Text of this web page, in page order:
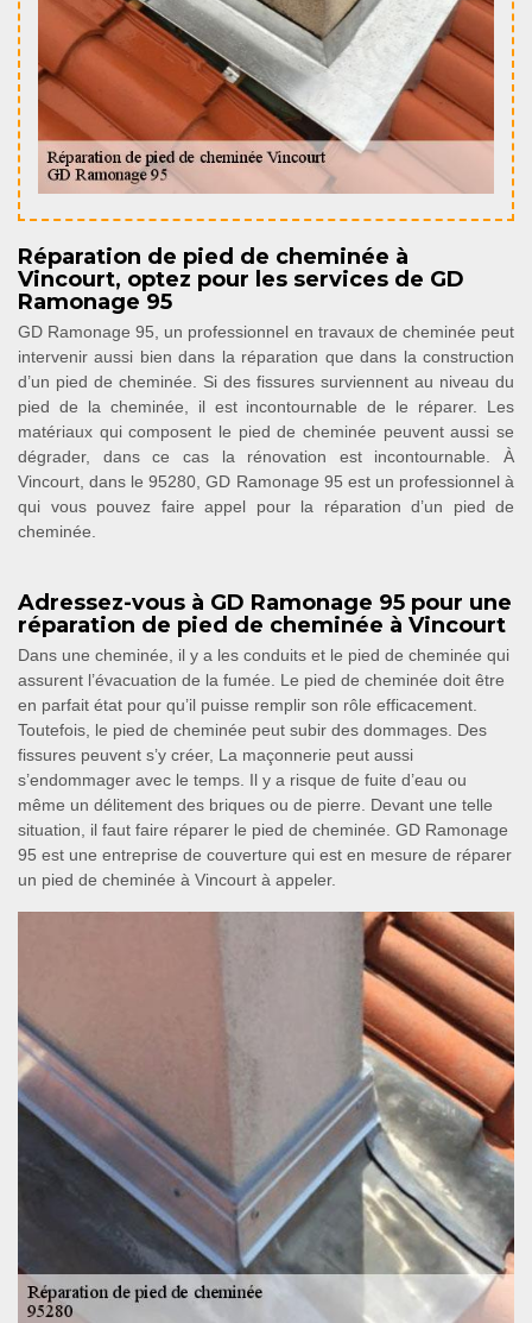
Réparation de pied de cheminée à
Vincourt, optez pour les services de GD
Ramonage 95
GD Ramonage 95, un professionnel en travaux de cheminée peut
intervenir aussi bien dans la réparation que dans la construction
d’un pied de cheminée. Si des fissures surviennent au niveau du
pied de la cheminée, il est incontournable de le réparer. Les
matériaux qui composent le pied de cheminée peuvent aussi se
dégrader, dans ce cas la rénovation est incontournable. À
Vincourt, dans le 95280, GD Ramonage 95 est un professionnel à
qui vous pouvez faire appel pour la réparation d’un pied de
cheminée.
Adressez-vous à GD Ramonage 95 pour une
réparation de pied de cheminée à Vincourt
Dans une cheminée, il y a les conduits et le pied de cheminée qui
assurent l’évacuation de la fumée. Le pied de cheminée doit être
en parfait état pour qu’il puisse remplir son rôle efficacement.
Toutefois, le pied de cheminée peut subir des dommages. Des
fissures peuvent s’y créer, La maçonnerie peut aussi
s’endommager avec le temps. Il y a risque de fuite d’eau ou
même un délitement des briques ou de pierre. Devant une telle
situation, il faut faire réparer le pied de cheminée. GD Ramonage
95 est une entreprise de couverture qui est en mesure de réparer
un pied de cheminée à Vincourt à appeler.